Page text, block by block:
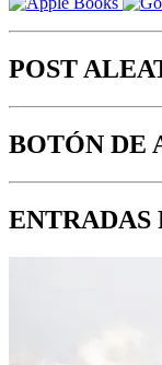
POST
BOTÓN DE
ENTRADAS